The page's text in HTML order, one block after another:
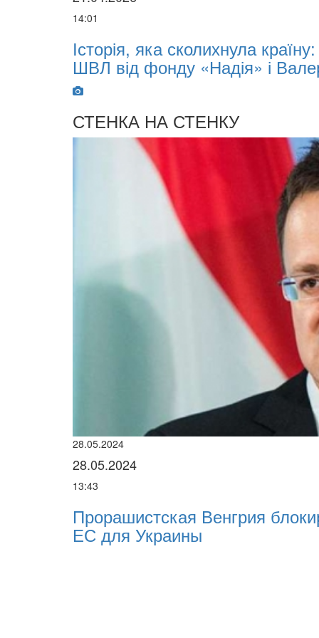
14:01
Історія, яка сколихнула
ШВЛ від фонду «Надія» і
СТЕНКА НА СТЕНКУ
28.05.2024
28.05.2024
13:43
Прорашистская Венгрия
ЕС для Украины